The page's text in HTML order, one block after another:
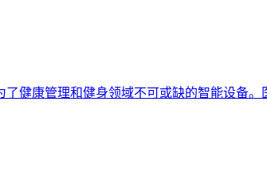
健康管理和健身领域不可或缺的智能设备